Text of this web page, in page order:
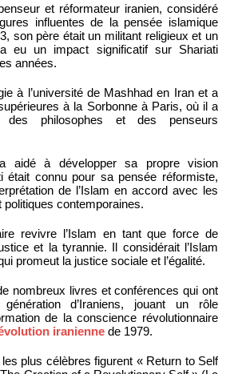
et réformateur iranien, considéré
influentes de la pensée islamique
son père était un militant religieux et un
eu un impact significatif sur Shariati
années.
à l’université de Mashhad en Iran et a
à la Sorbonne à Paris, où il a
philosophes et des penseurs
aidé à développer sa propre vision
était connu pour sa pensée réformiste,
de l’Islam en accord avec les
contemporaines.
revivre l’Islam en tant que force de
et la tyrannie. Il considérait l’Islam
promeut la justice sociale et l’égalité.
nombreux livres et conférences qui ont
d’Iraniens, jouant un rôle
de la conscience révolutionnaire
iranienne de 1979.
plus célèbres figurent « Return to Self